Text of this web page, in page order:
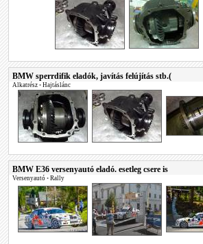
BMW sperrdifik eladók, javítás felújítás stb.(
Alkatrész • Hajtáslánc
BMW E36 versenyautó eladó. esetleg csere is
Versenyautó • Rally